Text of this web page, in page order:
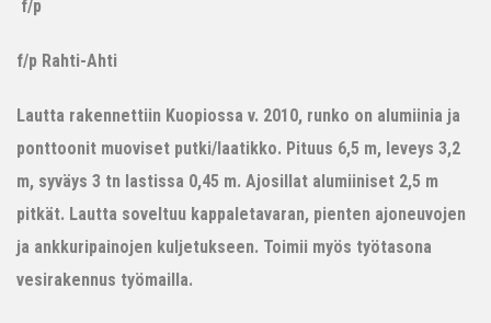
f/p
f/p Rahti-Ahti
Lautta rakennettiin Kuopiossa v. 2010, runko on alumiinia ja
ponttoonit muoviset putki/laatikko. Pituus 6,5 m, leveys 3,2
m, syväys 3 tn lastissa 0,45 m. Ajosillat alumiiniset 2,5 m
pitkät. Lautta soveltuu kappaletavaran, pienten ajoneuvojen
ja ankkuripainojen kuljetukseen. Toimii myös työtasona
vesirakennus työmailla.